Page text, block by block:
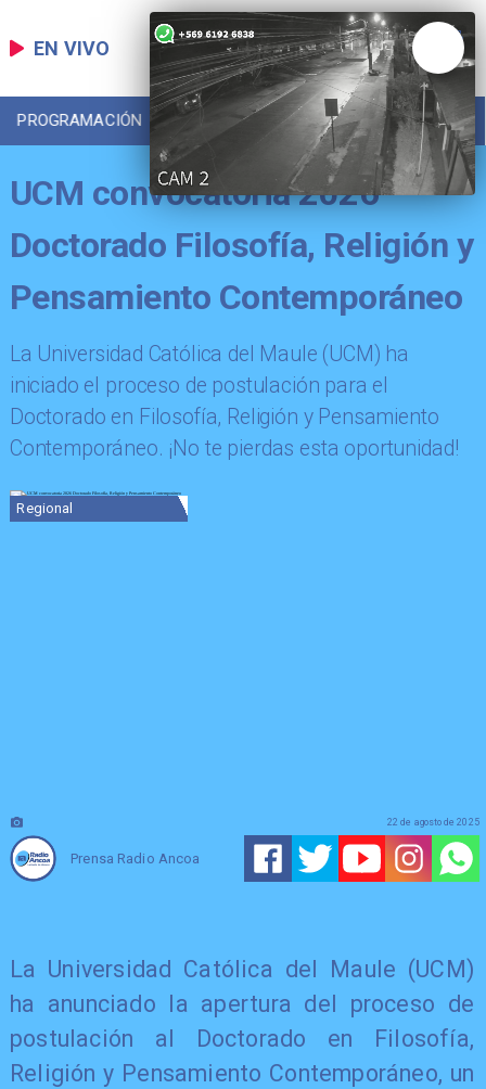
EN VIVO
PROGRAMACIÓN LOCAL DEPORTES
UCM convocatoria 2026
Doctorado Filosofía, Religión y
Pensamiento Contemporáneo
La Universidad Católica del Maule (UCM) ha
iniciado el proceso de postulación para el
Doctorado en Filosofía, Religión y Pensamiento
Contemporáneo. ¡No te pierdas esta oportunidad!
Regional
Prensa Radio Ancoa
22 de agosto de 2025
La Universidad Católica del Maule (UCM)
ha anunciado la apertura del proceso de
postulación al Doctorado en Filosofía,
Religión y Pensamiento Contemporáneo, un